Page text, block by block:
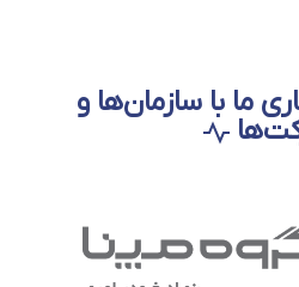
ما با سازمان‌ها و